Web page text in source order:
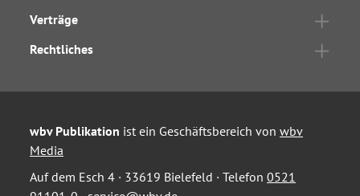
Verträge
Rechtliches
wbv Publikation ist ein Geschäftsbereich von wbv
Media
Auf dem Esch 4 · 33619 Bielefeld · Telefon 0521